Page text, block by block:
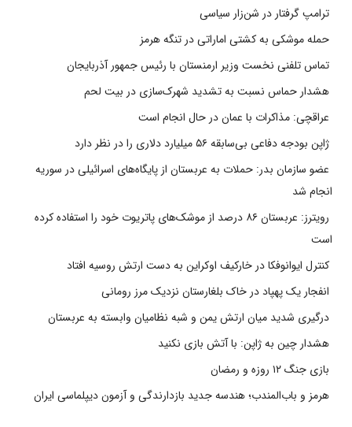
ترامپ گرفتار در شن‌زار سیاسی
حمله موشکی به کشتی اماراتی در تنگه هرمز
تماس تلفنی نخست وزیر ارمنستان با رئیس جمهور آذربایجان
هشدار حماس نسبت به تشدید شهرک‌سازی در بیت‌ لحم
عراقچی: مذاکرات با عمان در حال انجام است
ژاپن بودجه دفاعی بی‌سابقه ۵۶ میلیارد دلاری را در نظر دارد
عضو سازمان بدر: حملات به عربستان از پایگاه‌های اسرائیلی در سوریه
انجام شد
رویترز: عربستان ۸۶ درصد از موشک‌های پاتریوت خود را استفاده کرده
است
کنترل ایوانوفکا در خارکیف اوکراین به دست ارتش روسیه افتاد
انفجار یک پهپاد در خاک بلغارستان نزدیک مرز رومانی
درگیری شدید میان ارتش یمن و شبه نظامیان وابسته به عربستان
هشدار چین به ژاپن: با آتش بازی نکنید
بازی جنگ ۱۲ روزه و رمضان
هرمز و باب‌المندب؛ هندسه جدید بازدارندگی و آزمون دیپلماسی ایران